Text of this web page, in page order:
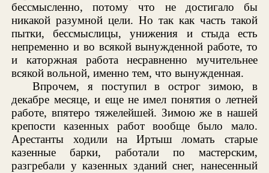
бессмысленно, потому что не достигало бы
никакой разумной цели. Но так как часть такой
пытки, бессмыслицы, унижения и стыда есть
непременно и во всякой вынужденной работе, то
и каторжная работа несравненно мучительнее
всякой вольной, именно тем, что вынужденная.
Впрочем, я поступил в острог зимою, в
декабре месяце, и еще не имел понятия о летней
работе, впятеро тяжелейшей. Зимою же в нашей
крепости казенных работ вообще было мало.
Арестанты ходили на Иртыш ломать старые
казенные барки, работали по мастерским,
разгребали у казенных зданий снег, нанесенный